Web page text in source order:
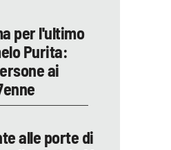
per l'ultimo
Purita:
ai
alle porte di